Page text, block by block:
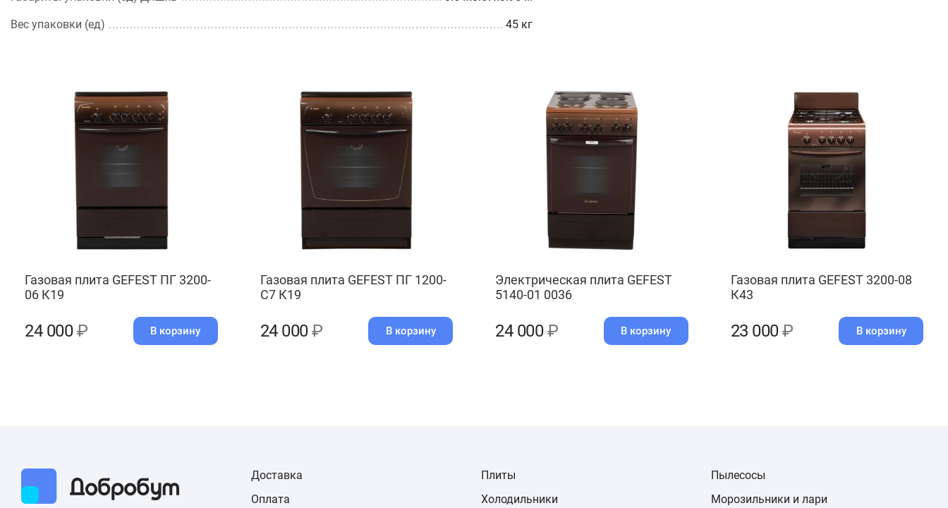
Вес упаковки (ед) 45 кг
Газовая плита GEFEST ПГ 3200-
06 К19
24 000₽ В корзину
Газовая плита GEFEST ПГ 1200-
С7 К19
24 000₽ В корзину
Электрическая плита GEFEST
5140-01 0036
24 000₽ В корзину
Газовая плита GEFEST 3200-08
К43
23 000₽ В корзину
Доставка
Оплата
Плиты
Холодильники
Пылесосы
Морозильники и лари